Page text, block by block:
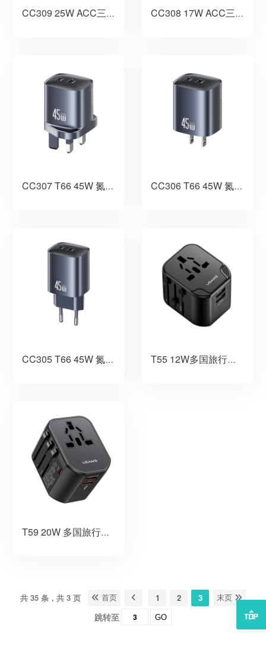
CC309 25W ACC三口多国旅行转换插脚充电器 2500W CC308 17W ACC三口多国旅行转换插脚充电器 2500W
CC307 T66 45W 氮化镓双C快充充电器 英规 CC306 T66 45W 氮化镓双C快充充电器 美规
CC305 T66 45W 氮化镓双C快充充电器 欧规 T55 12W多国旅行插头充电器
T59 20W 多国旅行插头充电器
共 35 条，共 3 页 首页 1 2 3 末页
跳转至 GO